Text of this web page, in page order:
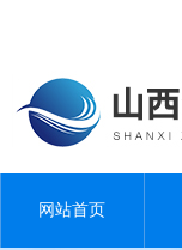
网站首页